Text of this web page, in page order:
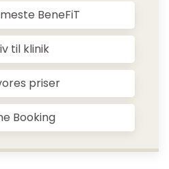
BeneFiT
til klinik
priser
Booking